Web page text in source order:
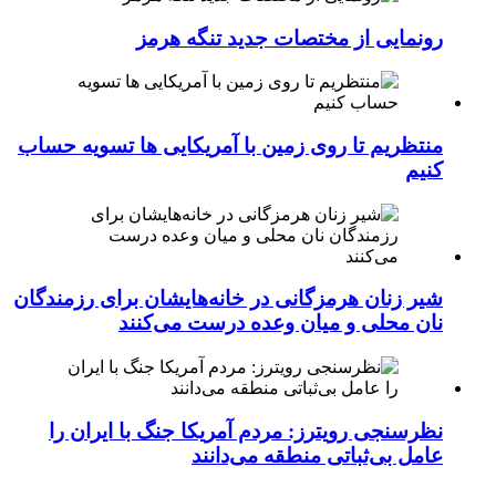
رونمایی از مختصات جدید تنگه هرمز
منتظریم تا روی زمین با آمریکایی ها تسویه حساب
کنیم
شیر زنان هرمزگانی در خانه‌هایشان برای رزمندگان
نان محلی و میان وعده درست می‌کنند
نظرسنجی رویترز: مردم آمریکا جنگ با ایران را
عامل بی‌ثباتی منطقه می‌دانند